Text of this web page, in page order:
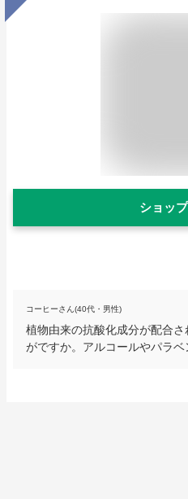
ショッ
コーヒーさん(40代・男性)
植物由来の抗酸化成分が配合
がですか。アルコールやパラベ